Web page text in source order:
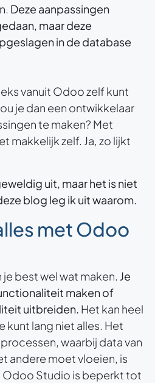
Deze aanpassingen
maar deze
in de database
vanuit Odoo zelf kunt
je dan een ontwikkelaar
te maken? Met
makkelijk zelf. Ja, zo lijkt
uit, maar het is niet
blog leg ik uit waarom.
met Odoo
best wel wat maken. Je
maken of
uitbreiden. Het kan heel
kunt lang niet alles. Het
waarbij data van
andere moet vloeien, is
Odoo Studio is beperkt tot